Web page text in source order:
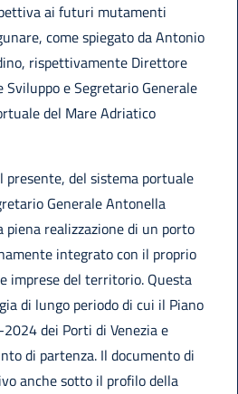
ai futuri mutamenti
come spiegato da Antonio
rispettivamente Direttore
e Segretario Generale
del Mare Adriatico
presente, del sistema portuale
Generale Antonella
piena realizzazione di un porto
integrato con il proprio
imprese del territorio. Questa
di lungo periodo di cui il Piano
dei Porti di Venezia e
di partenza. Il documento di
anche sotto il profilo della